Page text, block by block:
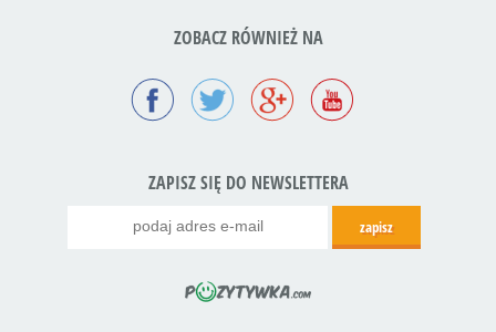
ZOBACZ RÓWNIEŻ NA
ZAPISZ SIĘ DO NEWSLETTERA